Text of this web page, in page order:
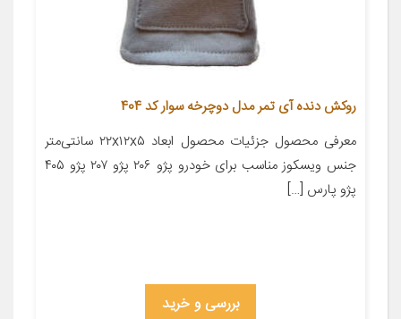
روکش دنده آی تمر مدل دوچرخه سوار کد 404
معرفی محصول جزئیات محصول ابعاد ۲۲x۱۲x۵ سانتی‌متر
جنس ویسکوز مناسب برای خودرو پژو ۲۰۶ پژو ۲۰۷ پژو ۴۰۵
پژو پارس […]
بررسی و خرید